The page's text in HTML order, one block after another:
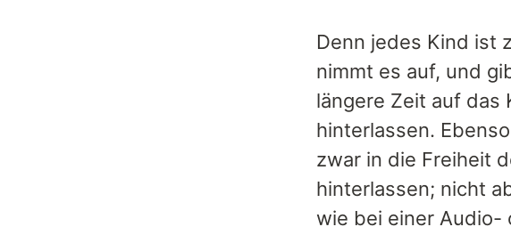
Denn jedes Kind ist
nimmt es auf, und
längere Zeit auf das
hinterlassen.
zwar in die Freiheit
hinterlassen; nicht
wie bei einer Audio-